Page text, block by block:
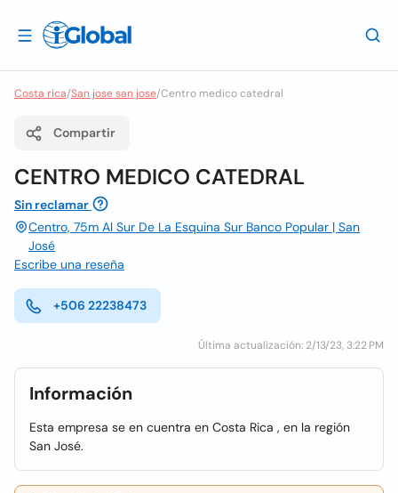
Costa rica/San jose san jose/Centro medico catedral
Compartir
CENTRO MEDICO CATEDRAL
Sin reclamar
Centro, 75m Al Sur De La Esquina Sur Banco Popular | San
José
Escribe una reseña
+506 22238473
Última actualización: 2/13/23, 3:22 PM
Información
Esta empresa se en cuentra en Costa Rica , en la región
San José.